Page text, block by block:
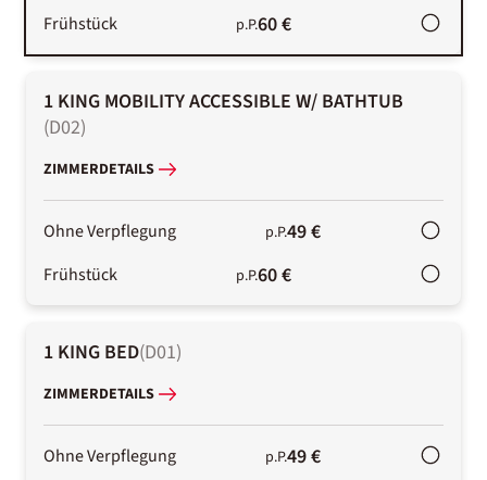
Frühstück p.P.60 €
1 KING MOBILITY ACCESSIBLE W/ BATHTUB
(D02)
ZIMMERDETAILS
Ohne Verpflegung p.P.49 €
Frühstück p.P.60 €
1 KING BED(D01)
ZIMMERDETAILS
Ohne Verpflegung p.P.49 €